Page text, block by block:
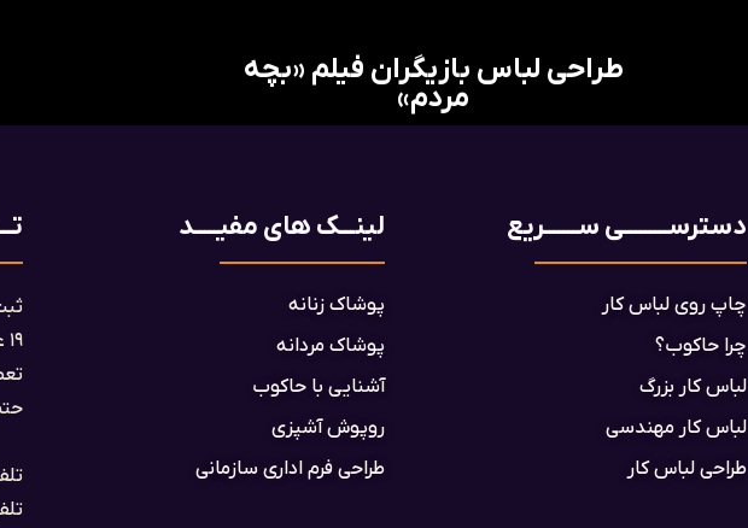
طراحی لباس بازیگران فیلم «بچه
مردم»
دسترســـــــــی ســـــــریع
چاپ روی لباس کار
چرا حاکوب؟
لباس کار بزرگ
لباس کار مهندسی
طراحی لباس کار
لینـــک های مفیـــــد
پوشاک زنانه
پوشاک مردانه
آشنایی با حاکوب
روپوش آشپزی
طراحی فرم اداری سازمانی
تلفن
تلفن